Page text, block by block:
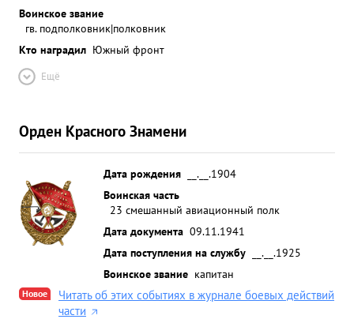
Воинское звание
гв. подполковник|полковник
Кто наградил Южный фронт
Ещё
Орден Красного Знамени
Дата рождения
__.__.1904
Воинская часть
23 смешанный авиационный полк
Дата документа 09.11.1941
Дата поступления на службу
__.__.1925
Воинское звание капитан
Новое
Читать об этих событиях в журнале боевых действий
части